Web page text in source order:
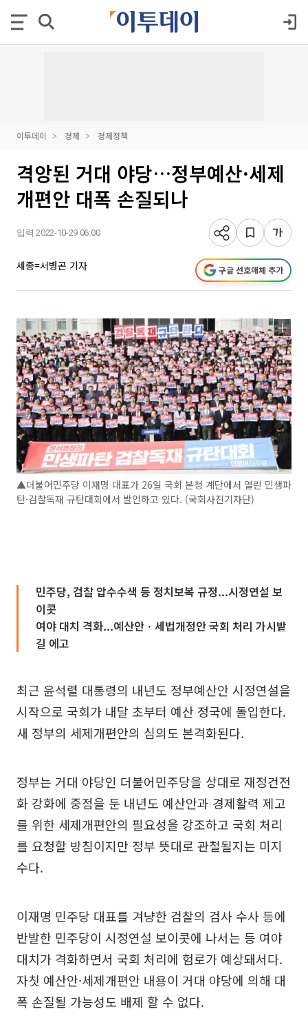
이투데이 경제 경제정책
격앙된 거대 야당…정부예산·세제
개편안 대폭 손질되나
입력 2022-10-29 06:00
세종=서병곤 기자 구글 선호매체 추가
▲더불어민주당 이재명 대표가 26일 국회 본청 계단에서 열린 민생파
탄·검찰독재 규탄대회에서 발언하고 있다. (국회사진기자단)
민주당, 검찰 압수수색 등 정치보복 규정...시정연설 보
이콧
여야 대치 격화...예산안ㆍ세법개정안 국회 처리 가시밭
길 에고
최근 윤석렬 대통령의 내년도 정부예산안 시정연설을
시작으로 국회가 내달 초부터 예산 정국에 돌입한다.
새 정부의 세제개편안의 심의도 본격화된다.
정부는 거대 야당인 더불어민주당을 상대로 재정건전
화 강화에 중점을 둔 내년도 예산안과 경제활력 제고
를 위한 세제개편안의 필요성을 강조하고 국회 처리
를 요청할 방침이지만 정부 뜻대로 관철될지는 미지
수다.
이재명 민주당 대표를 겨냥한 검찰의 검사 수사 등에
반발한 민주당이 시정연설 보이콧에 나서는 등 여야
대치가 격화하면서 국회 처리에 험로가 예상돼서다.
자칫 예산안·세제개편안 내용이 거대 야당에 의해 대
폭 손질될 가능성도 배제 할 수 없다.